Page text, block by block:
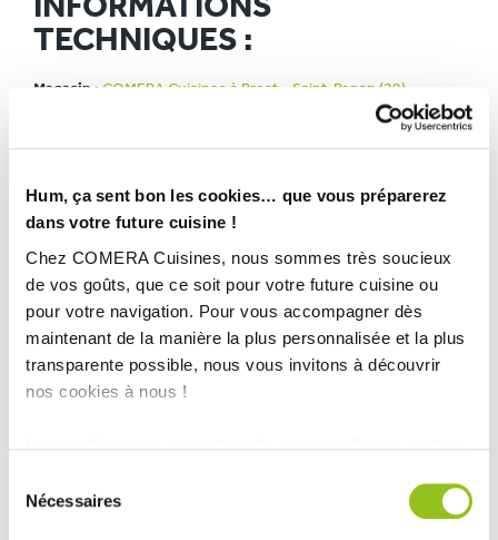
Hum, ça sent bon les cookies… que vous préparerez
dans votre future cuisine !
Chez COMERA Cuisines, nous sommes très soucieux
de vos goûts, que ce soit pour votre future cuisine ou
pour votre navigation. Pour vous accompagner dès
maintenant de la manière la plus personnalisée et la plus
transparente possible, nous vous invitons à découvrir
nos cookies à nous !
médias sociaux et d'analyser notre trafic. Nous
partageons également des informations sur l'utilisation de
Nécessaires
INFORMATIONS
TECHNIQUES :
Magasin : COMERA Cuisines à Brest – Saint-Renan (29)
Prendre rendez-vous